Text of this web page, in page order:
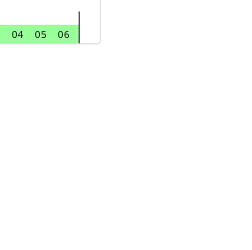
04 05 06